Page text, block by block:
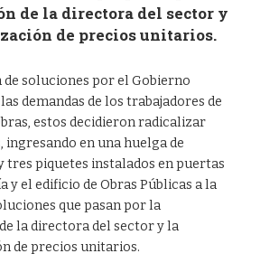
de la directora del sector y
de precios unitarios.
soluciones por el Gobierno
demandas de los trabajadores de
estos decidieron radicalizar
ingresando en una huelga de
tres piquetes instalados en puertas
y el edificio de Obras Públicas a la
que pasan por la
la directora del sector y la
de precios unitarios.